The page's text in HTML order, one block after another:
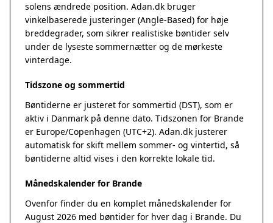
solens ændrede position. Adan.dk bruger
vinkelbaserede justeringer (Angle-Based) for høje
breddegrader, som sikrer realistiske bøntider selv
under de lyseste sommernætter og de mørkeste
vinterdage.
Tidszone og sommertid
Bøntiderne er justeret for sommertid (DST), som er
aktiv i Danmark på denne dato. Tidszonen for Brande
er Europe/Copenhagen (UTC+2). Adan.dk justerer
automatisk for skift mellem sommer- og vintertid, så
bøntiderne altid vises i den korrekte lokale tid.
Månedskalender for Brande
Ovenfor finder du en komplet månedskalender for
August 2026 med bøntider for hver dag i Brande. Du